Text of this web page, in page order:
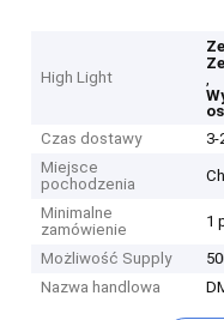
High Light
,
Czas dostawy
3-
Miejsce
pochodzenia
Minimalne
zamówienie
1
Możliwość Supply
Nazwa handlowa